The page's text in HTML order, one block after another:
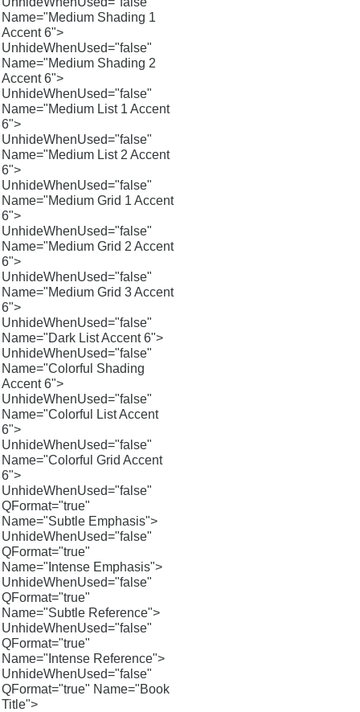
Name="Medium Shading 1
Accent 6">
UnhideWhenUsed="false"
Name="Medium Shading 2
Accent 6">
UnhideWhenUsed="false"
Name="Medium List 1 Accent
6">
UnhideWhenUsed="false"
Name="Medium List 2 Accent
6">
UnhideWhenUsed="false"
Name="Medium Grid 1 Accent
6">
UnhideWhenUsed="false"
Name="Medium Grid 2 Accent
6">
UnhideWhenUsed="false"
Name="Medium Grid 3 Accent
6">
UnhideWhenUsed="false"
Name="Dark List Accent 6">
UnhideWhenUsed="false"
Name="Colorful Shading
Accent 6">
UnhideWhenUsed="false"
Name="Colorful List Accent
6">
UnhideWhenUsed="false"
Name="Colorful Grid Accent
6">
UnhideWhenUsed="false"
QFormat="true"
Name="Subtle Emphasis">
UnhideWhenUsed="false"
QFormat="true"
Name="Intense Emphasis">
UnhideWhenUsed="false"
QFormat="true"
Name="Subtle Reference">
UnhideWhenUsed="false"
QFormat="true"
Name="Intense Reference">
UnhideWhenUsed="false"
QFormat="true" Name="Book
Title">